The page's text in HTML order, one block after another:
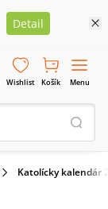
Detail
Wishlist Košík Menu
Katolícky kalendár